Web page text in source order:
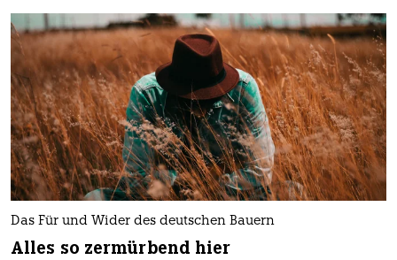
Das Für und Wider des deutschen Bauern
Alles so zermürbend hier